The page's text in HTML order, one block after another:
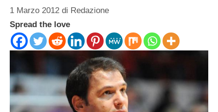
1 Marzo 2012 di Redazione
Spread the love